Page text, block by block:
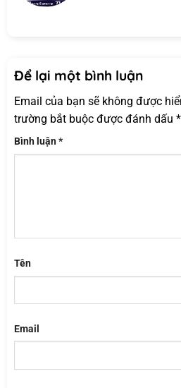
Để lại một bình luận
Email của bạn sẽ không được
trường bắt buộc được đánh dấu *
Bình luận*
Tên
Email